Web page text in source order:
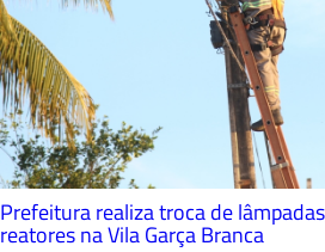
Prefeitura realiza troca de
reatores na Vila Garça Branca